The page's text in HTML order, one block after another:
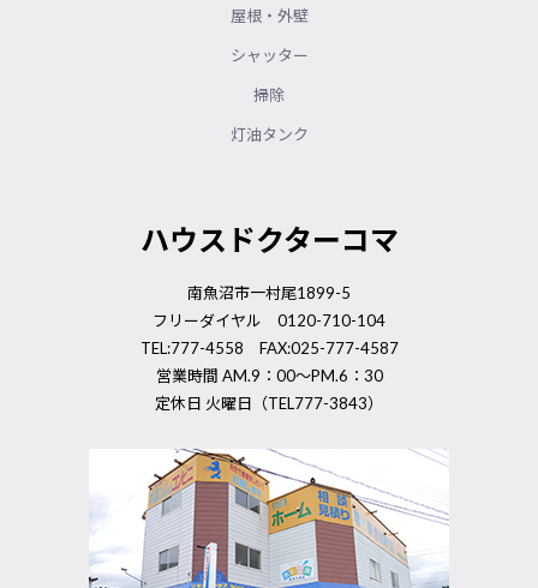
屋根・外壁
シャッター
掃除
灯油タンク
ハウスドクターコマ
南魚沼市一村尾1899-5
フリーダイヤル 0120-710-104
TEL:777-4558 FAX:025-777-4587
営業時間 AM.9：00～PM.6：30
定休日 火曜日（TEL777-3843）